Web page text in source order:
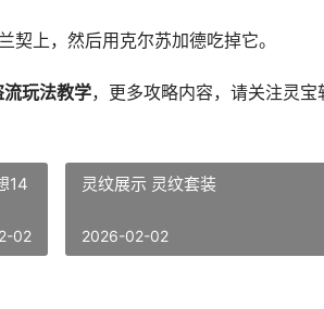
上，然后用克尔苏加德吃掉它。
玩法教学，更多攻略内容，请关注灵宝
14
02
灵纹展示 灵纹套装
2026-02-02